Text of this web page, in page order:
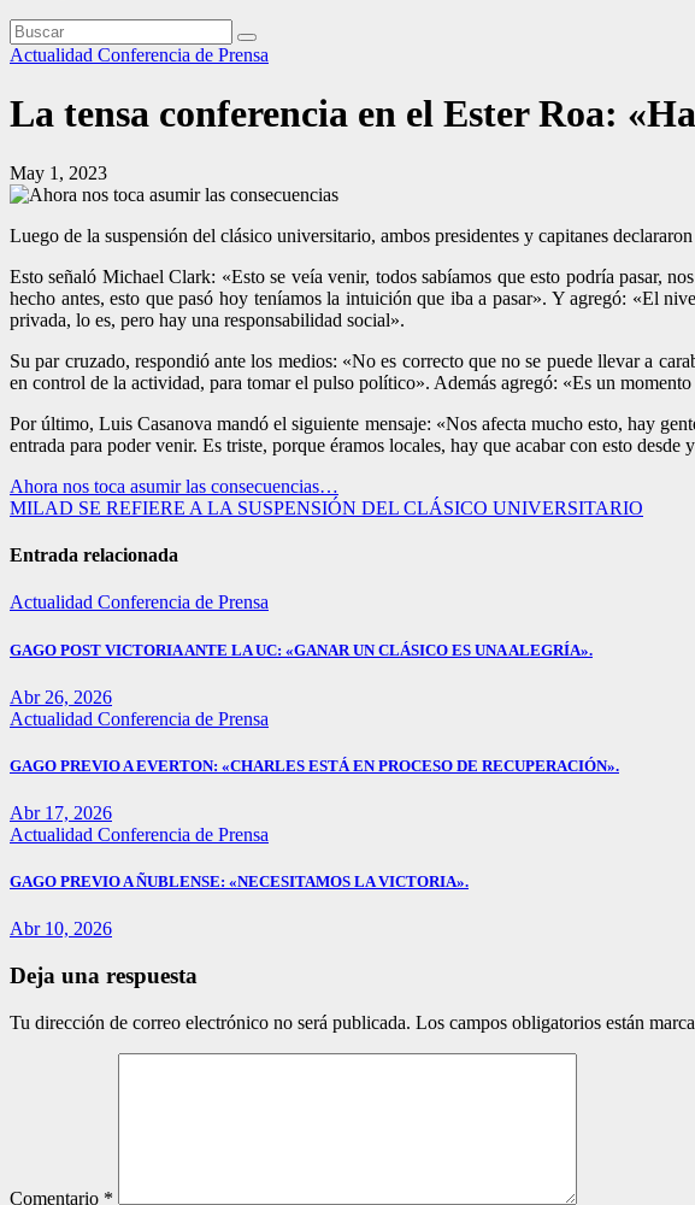
Actualidad Conferencia de Prensa
La tensa conferencia en el Ester Roa:
May 1, 2023
Luego de la suspensión del clásico universitario, ambos presidentes y capitanes
Esto señaló Michael Clark: «Esto se veía venir, todos sabíamos que esto podría pasar,
hecho antes, esto que pasó hoy teníamos la intuición que iba a pasar». Y agregó: «El
privada, lo es, pero hay una responsabilidad social».
Su par cruzado, respondió ante los medios: «No es correcto que no se puede llevar a
en control de la actividad, para tomar el pulso político». Además agregó: «Es un
Por último, Luis Casanova mandó el siguiente mensaje: «Nos afecta mucho esto, hay
entrada para poder venir. Es triste, porque éramos locales, hay que acabar con esto desde
Navegación
de
entradas
Ahora nos toca asumir las consecuencias…
MILAD SE REFIERE A LA SUSPENSIÓN DEL CLÁSICO UNIVERSITARIO
Entrada relacionada
Actualidad Conferencia de Prensa
GAGO POST VICTORIA ANTE LA UC: «GANAR UN CLÁSICO ES UNA ALEGRÍA».
Abr 26, 2026
Actualidad Conferencia de Prensa
GAGO PREVIO A EVERTON: «CHARLES ESTÁ EN PROCESO DE RECUPERACIÓN».
Abr 17, 2026
Actualidad Conferencia de Prensa
GAGO PREVIO A ÑUBLENSE: «NECESITAMOS LA VICTORIA».
Abr 10, 2026
Deja una respuesta
Tu dirección de correo electrónico no será publicada. Los campos obligatorios están
Comentario *